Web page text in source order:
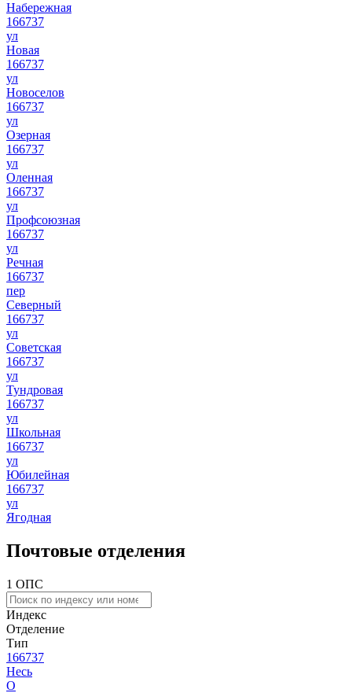
Набережная
166737
ул
Новая
166737
ул
Новоселов
166737
ул
Озерная
166737
ул
Оленная
166737
ул
Профсоюзная
166737
ул
Речная
166737
пер
Северный
166737
ул
Советская
166737
ул
Тундровая
166737
ул
Школьная
166737
ул
Юбилейная
166737
ул
Ягодная
Почтовые отделения
1 ОПС
Индекс
Отделение
Тип
166737
Несь
О